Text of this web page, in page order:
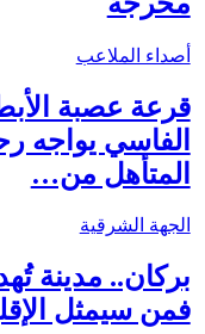
أصداء الملاعب
قرعة عصبة
الفاسي يواجه
المتأهل من…
الجهة الشرقية
بركان.. مدينة
فمن سيمثل